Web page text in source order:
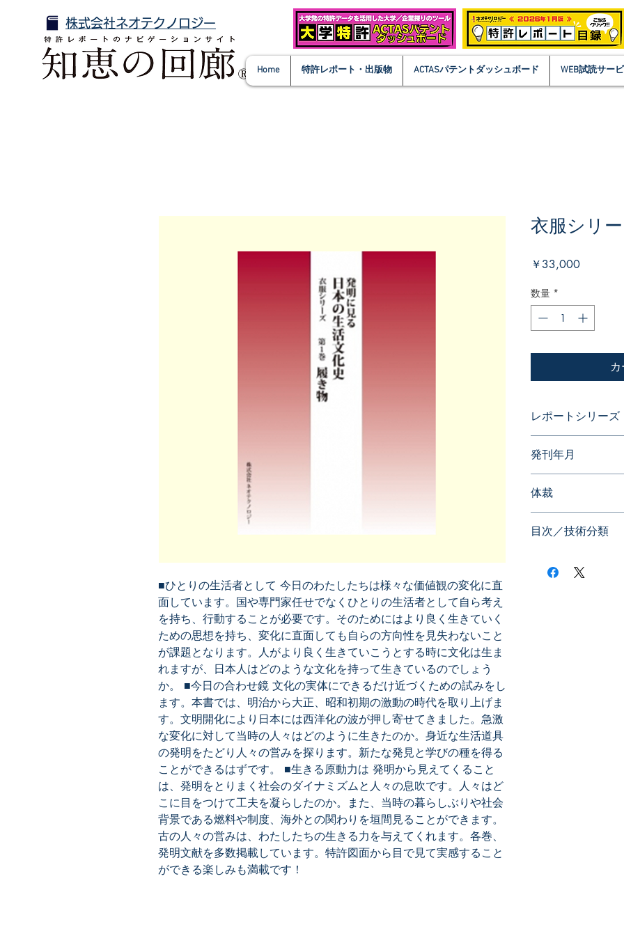
株式会社ネオテクノロジー
Home 特許レポート・出版物 ACTASパテントダッシュボード WEB試読サー
■ひとりの生活者として 今日のわたしたちは様々な価値観の変化に直
面しています。国や専門家任せでなくひとりの生活者として自ら考え
を持ち、行動することが必要です。そのためにはより良く生きていく
ための思想を持ち、変化に直面しても自らの方向性を見失わないこと
が課題となります。人がより良く生きていこうとする時に文化は生ま
れますが、日本人はどのような文化を持って生きているのでしょう
か。 ■今日の合わせ鏡 文化の実体にできるだけ近づくための試みをし
ます。本書では、明治から大正、昭和初期の激動の時代を取り上げま
す。文明開化により日本には西洋化の波が押し寄せてきました。急激
な変化に対して当時の人々はどのように生きたのか。身近な生活道具
の発明をたどり人々の営みを探ります。新たな発見と学びの種を得る
ことができるはずです。 ■生きる原動力は 発明から見えてくること
は、発明をとりまく社会のダイナミズムと人々の息吹です。人々はど
こに目をつけて工夫を凝らしたのか。また、当時の暮らしぶりや社会
背景である燃料や制度、海外との関わりを垣間見ることができます。
古の人々の営みは、わたしたちの生きる力を与えてくれます。各巻、
発明文献を多数掲載しています。特許図面から目で見て実感すること
ができる楽しみも満載です！
衣服シリ
￥33,000価
数量 *
レポートシリーズ
発刊年月
体裁
目次／技術分類